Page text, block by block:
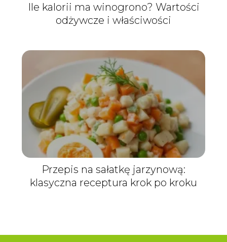
Ile kalorii ma winogrono? Wartości
odżywcze i właściwości
Przepis na sałatkę jarzynową:
klasyczna receptura krok po kroku